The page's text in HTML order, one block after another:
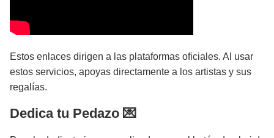
Estos enlaces dirigen a las plataformas oficiales. Al usar
estos servicios, apoyas directamente a los artistas y sus
regalías.
Dedica tu Pedazo 💌